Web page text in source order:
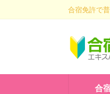
ン
ビ
合宿免許で
合